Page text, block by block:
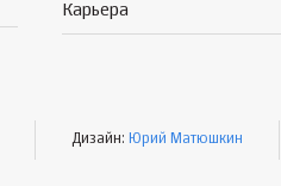
Карьера
Дизайн: Юрий Матюшкин